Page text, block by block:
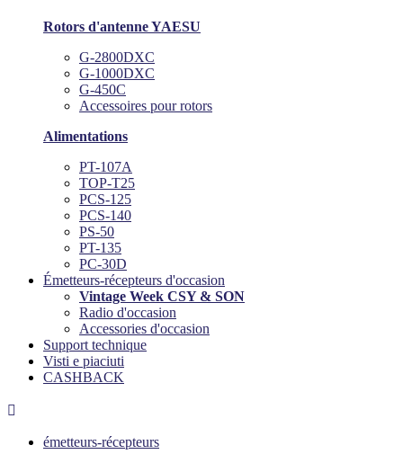
Rotors d'antenne YAESU
G-2800DXC
G-1000DXC
G-450C
Accessoires pour rotors
Alimentations
PT-107A
TOP-T25
PCS-125
PCS-140
PS-50
PT-135
PC-30D
Émetteurs-récepteurs d'occasion
Vintage Week CSY & SON
Radio d'occasion
Accessories d'occasion
Support technique
Visti e piaciuti
CASHBACK

émetteurs-récepteurs